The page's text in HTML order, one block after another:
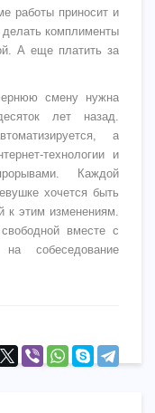
работы приносит и
делать комплименты
А еще платить за
смену нужна
лет назад.
а
технологии и
Каждой
хочется быть
к этим изменениям.
вместе с
собеседование